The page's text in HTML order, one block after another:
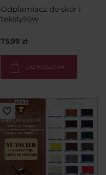
Odplamiacz do skór i
tekstyliów
75,99 zł
DO KOSZYKA